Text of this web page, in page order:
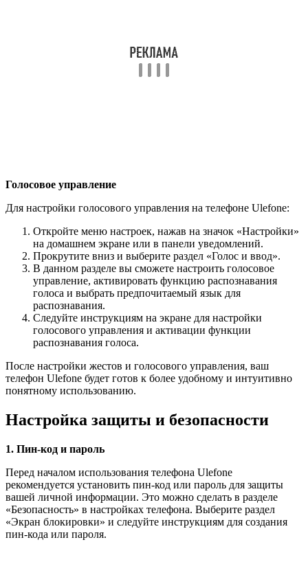
Голосовое управление
Для настройки голосового управления на телефоне Ulefone:
Откройте меню настроек, нажав на значок «Настройки»
на домашнем экране или в панели уведомлений.
Прокрутите вниз и выберите раздел «Голос и ввод».
В данном разделе вы сможете настроить голосовое
управление, активировать функцию распознавания
голоса и выбрать предпочитаемый язык для
распознавания.
Следуйте инструкциям на экране для настройки
голосового управления и активации функции
распознавания голоса.
После настройки жестов и голосового управления, ваш
телефон Ulefone будет готов к более удобному и интуитивно
понятному использованию.
Настройка защиты и безопасности
1. Пин-код и пароль
Перед началом использования телефона Ulefone
рекомендуется установить пин-код или пароль для защиты
вашей личной информации. Это можно сделать в разделе
«Безопасность» в настройках телефона. Выберите раздел
«Экран блокировки» и следуйте инструкциям для создания
пин-кода или пароля.